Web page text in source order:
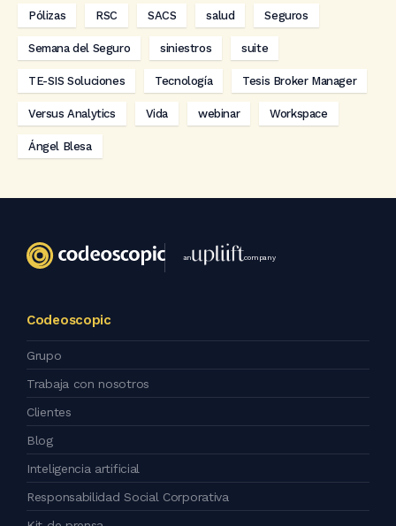
Pólizas RSC SACS salud Seguros
Semana del Seguro siniestros suite
TE-SIS Soluciones Tecnología Tesis Broker Manager
Versus Analytics Vida webinar Workspace
Ángel Blesa
an company
Codeoscopic
Grupo
Trabaja con nosotros
Clientes
Blog
Inteligencia artificial
Responsabilidad Social Corporativa